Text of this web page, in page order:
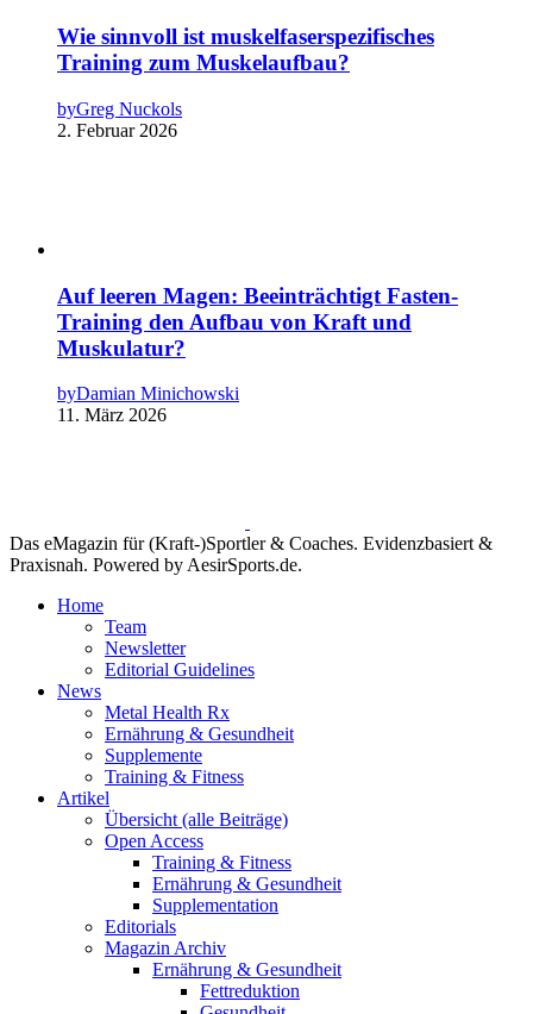
Wie sinnvoll ist muskelfaserspezifisches
Training zum Muskelaufbau?
byGreg Nuckols
2. Februar 2026
Auf leeren Magen: Beeinträchtigt Fasten-
Training den Aufbau von Kraft und
Muskulatur?
byDamian Minichowski
11. März 2026
Das eMagazin für (Kraft-)Sportler & Coaches. Evidenzbasiert &
Praxisnah. Powered by AesirSports.de.
Home
Team
Newsletter
Editorial Guidelines
News
Metal Health Rx
Ernährung & Gesundheit
Supplemente
Training & Fitness
Artikel
Übersicht (alle Beiträge)
Open Access
Training & Fitness
Ernährung & Gesundheit
Supplementation
Editorials
Magazin Archiv
Ernährung & Gesundheit
Fettreduktion